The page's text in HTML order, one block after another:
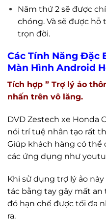
Năm thứ 2 sẽ được
chóng. Và sẽ được
trọn đời.
Các Tính Năng Đặc
Màn Hình Android
Tích hợp ” Trợ lý ảo
nhấn trên vô lăng.
DVD Zestech xe Honda
nói trí tuệ nhân tạo rất
Giúp khách hàng có
các ứng dụng như
Khi sử dụng trợ lý ảo
tác bằng tay gây mất an
đó hạn chế được tối đa
ra.